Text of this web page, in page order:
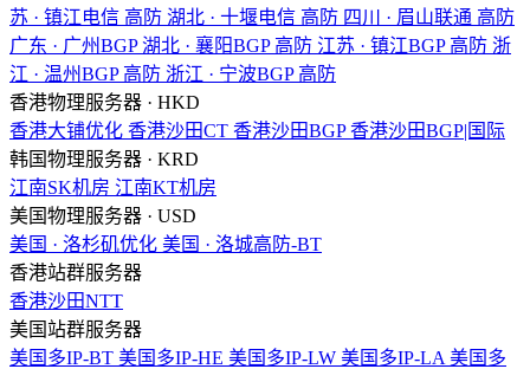
苏 · 镇江电信 高防 湖北 · 十堰电信 高防 四川 · 眉山联通 高防
广东 · 广州BGP 湖北 · 襄阳BGP 高防 江苏 · 镇江BGP 高防 浙
江 · 温州BGP 高防 浙江 · 宁波BGP 高防
香港物理服务器 · HKD
香港大铺优化 香港沙田CT 香港沙田BGP 香港沙田BGP|国际
韩国物理服务器 · KRD
江南SK机房 江南KT机房
美国物理服务器 · USD
美国 · 洛杉矶优化 美国 · 洛城高防-BT
香港站群服务器
香港沙田NTT
美国站群服务器
美国多IP-BT 美国多IP-HE 美国多IP-LW 美国多IP-LA 美国多